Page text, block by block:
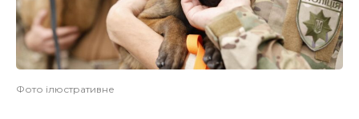
Фото ілюстративне